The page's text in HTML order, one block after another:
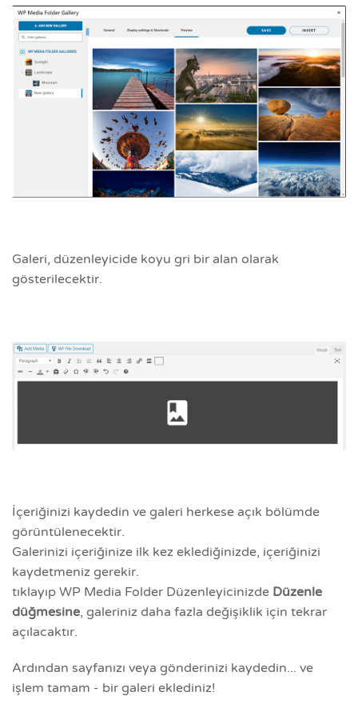
Galeri, düzenleyicide koyu gri bir alan olarak
gösterilecektir.
İçeriğinizi kaydedin ve galeri herkese açık bölümde
görüntülenecektir.
Galerinizi içeriğinize ilk kez eklediğinizde, içeriğinizi
kaydetmeniz gerekir.
tıklayıp WP Media Folder Düzenleyicinizde Düzenle
düğmesine, galeriniz daha fazla değişiklik için tekrar
açılacaktır.
Ardından sayfanızı veya gönderinizi kaydedin... ve
işlem tamam - bir galeri eklediniz!